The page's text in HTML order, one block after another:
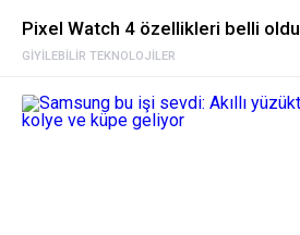
GIYILEBILIR TEKNOLOJILER
Pixel Watch 4 özellikleri belli oldu